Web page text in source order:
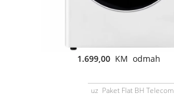
1.699,00 KM odmah
uz Paket Flat BH Telecom